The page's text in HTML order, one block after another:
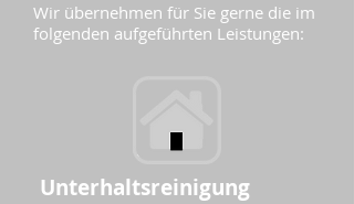
Wir übernehmen für Sie gerne die im
folgenden aufgeführten Leistungen:
Unterhaltsreinigung